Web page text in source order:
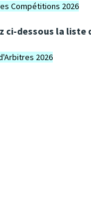
Compétitions 2026
ci-dessous la liste
2026